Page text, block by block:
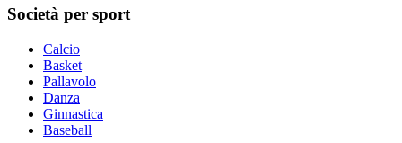
Società per sport
Calcio
Basket
Pallavolo
Danza
Ginnastica
Baseball